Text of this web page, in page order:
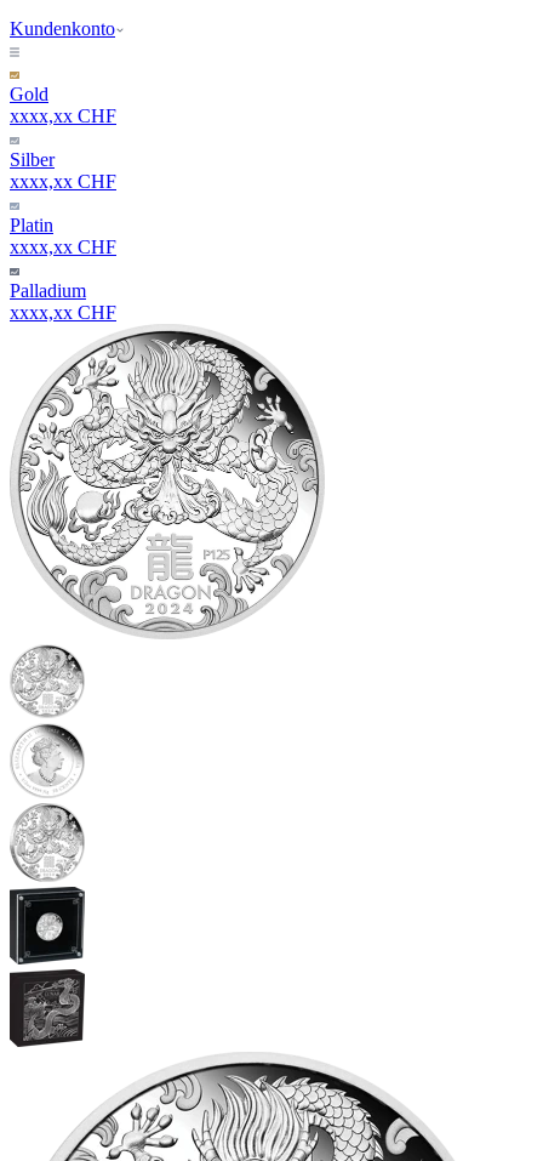
Kundenkonto
Gold
xxxx,xx CHF
Silber
xxxx,xx CHF
Platin
xxxx,xx CHF
Palladium
xxxx,xx CHF